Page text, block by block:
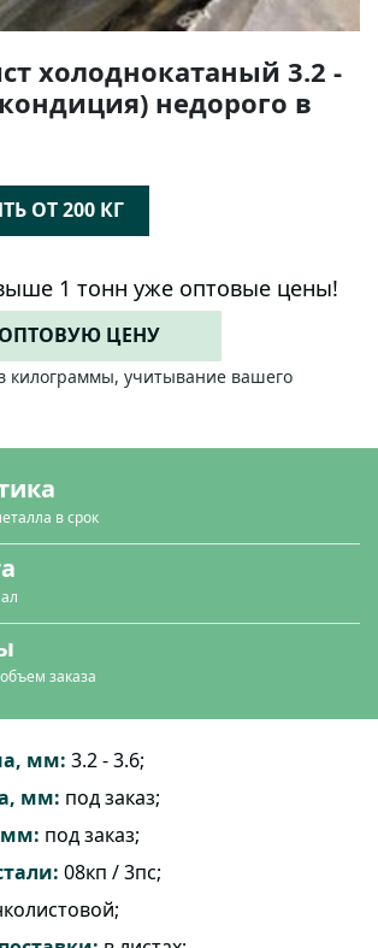
холоднокатаный 3.2 -
недорого в
ОТ 200 КГ
1 тонн уже оптовые цены!
ЦЕНУ
килограммы, учитывание вашего
в срок
заказа
мм: 3.2 - 3.6;
мм: под заказ;
под заказ;
08кп / 3пс;